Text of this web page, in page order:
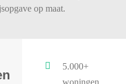
op maat.
5.000+
woningen